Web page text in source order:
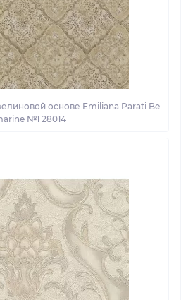
основе Emiliana Parati Be
№1 28014